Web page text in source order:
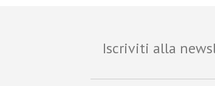
Iscriviti alla